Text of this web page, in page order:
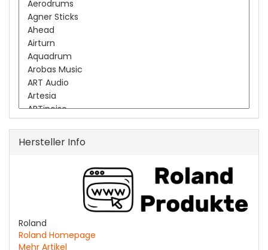
Hersteller Info
Roland
Roland Homepage
Mehr Artikel